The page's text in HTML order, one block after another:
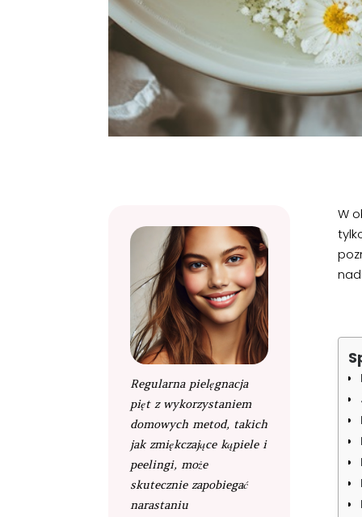
Regularna pielęgnacja
pięt z wykorzystaniem
domowych metod, takich
jak zmiękczające kąpiele i
peelingi, może
skutecznie zapobiegać
narastaniu
W